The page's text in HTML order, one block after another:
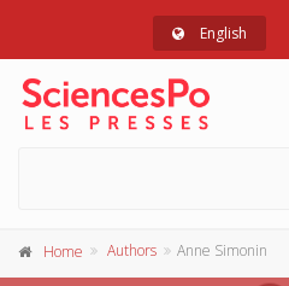
English
Home Authors Anne Simonin